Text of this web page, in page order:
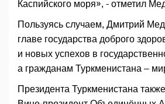
Каспийского моря», - отметил
Пользуясь случаем, Дмитрий
главе государства доброго
и новых успехов в
а гражданам Туркменистана –
Президента Туркменистана